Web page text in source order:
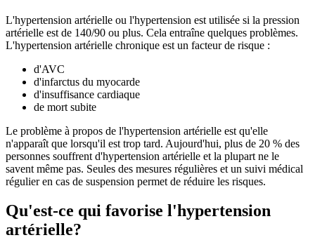
L'hypertension artérielle ou l'hypertension est utilisée si la pression
artérielle est de 140/90 ou plus. Cela entraîne quelques problèmes.
L'hypertension artérielle chronique est un facteur de risque :
d'AVC
d'infarctus du myocarde
d'insuffisance cardiaque
de mort subite
Le problème à propos de l'hypertension artérielle est qu'elle
n'apparaît que lorsqu'il est trop tard. Aujourd'hui, plus de 20 % des
personnes souffrent d'hypertension artérielle et la plupart ne le
savent même pas. Seules des mesures régulières et un suivi médical
régulier en cas de suspension permet de réduire les risques.
Qu'est-ce qui favorise l'hypertension
artérielle?